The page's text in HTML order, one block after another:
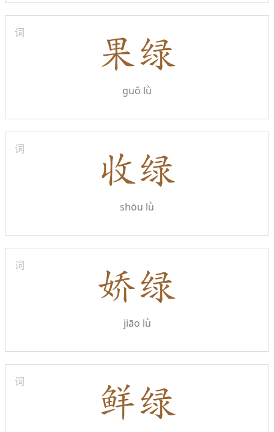
词
guǒ lǜ
词
shōu lǜ
词
jiāo lǜ
词